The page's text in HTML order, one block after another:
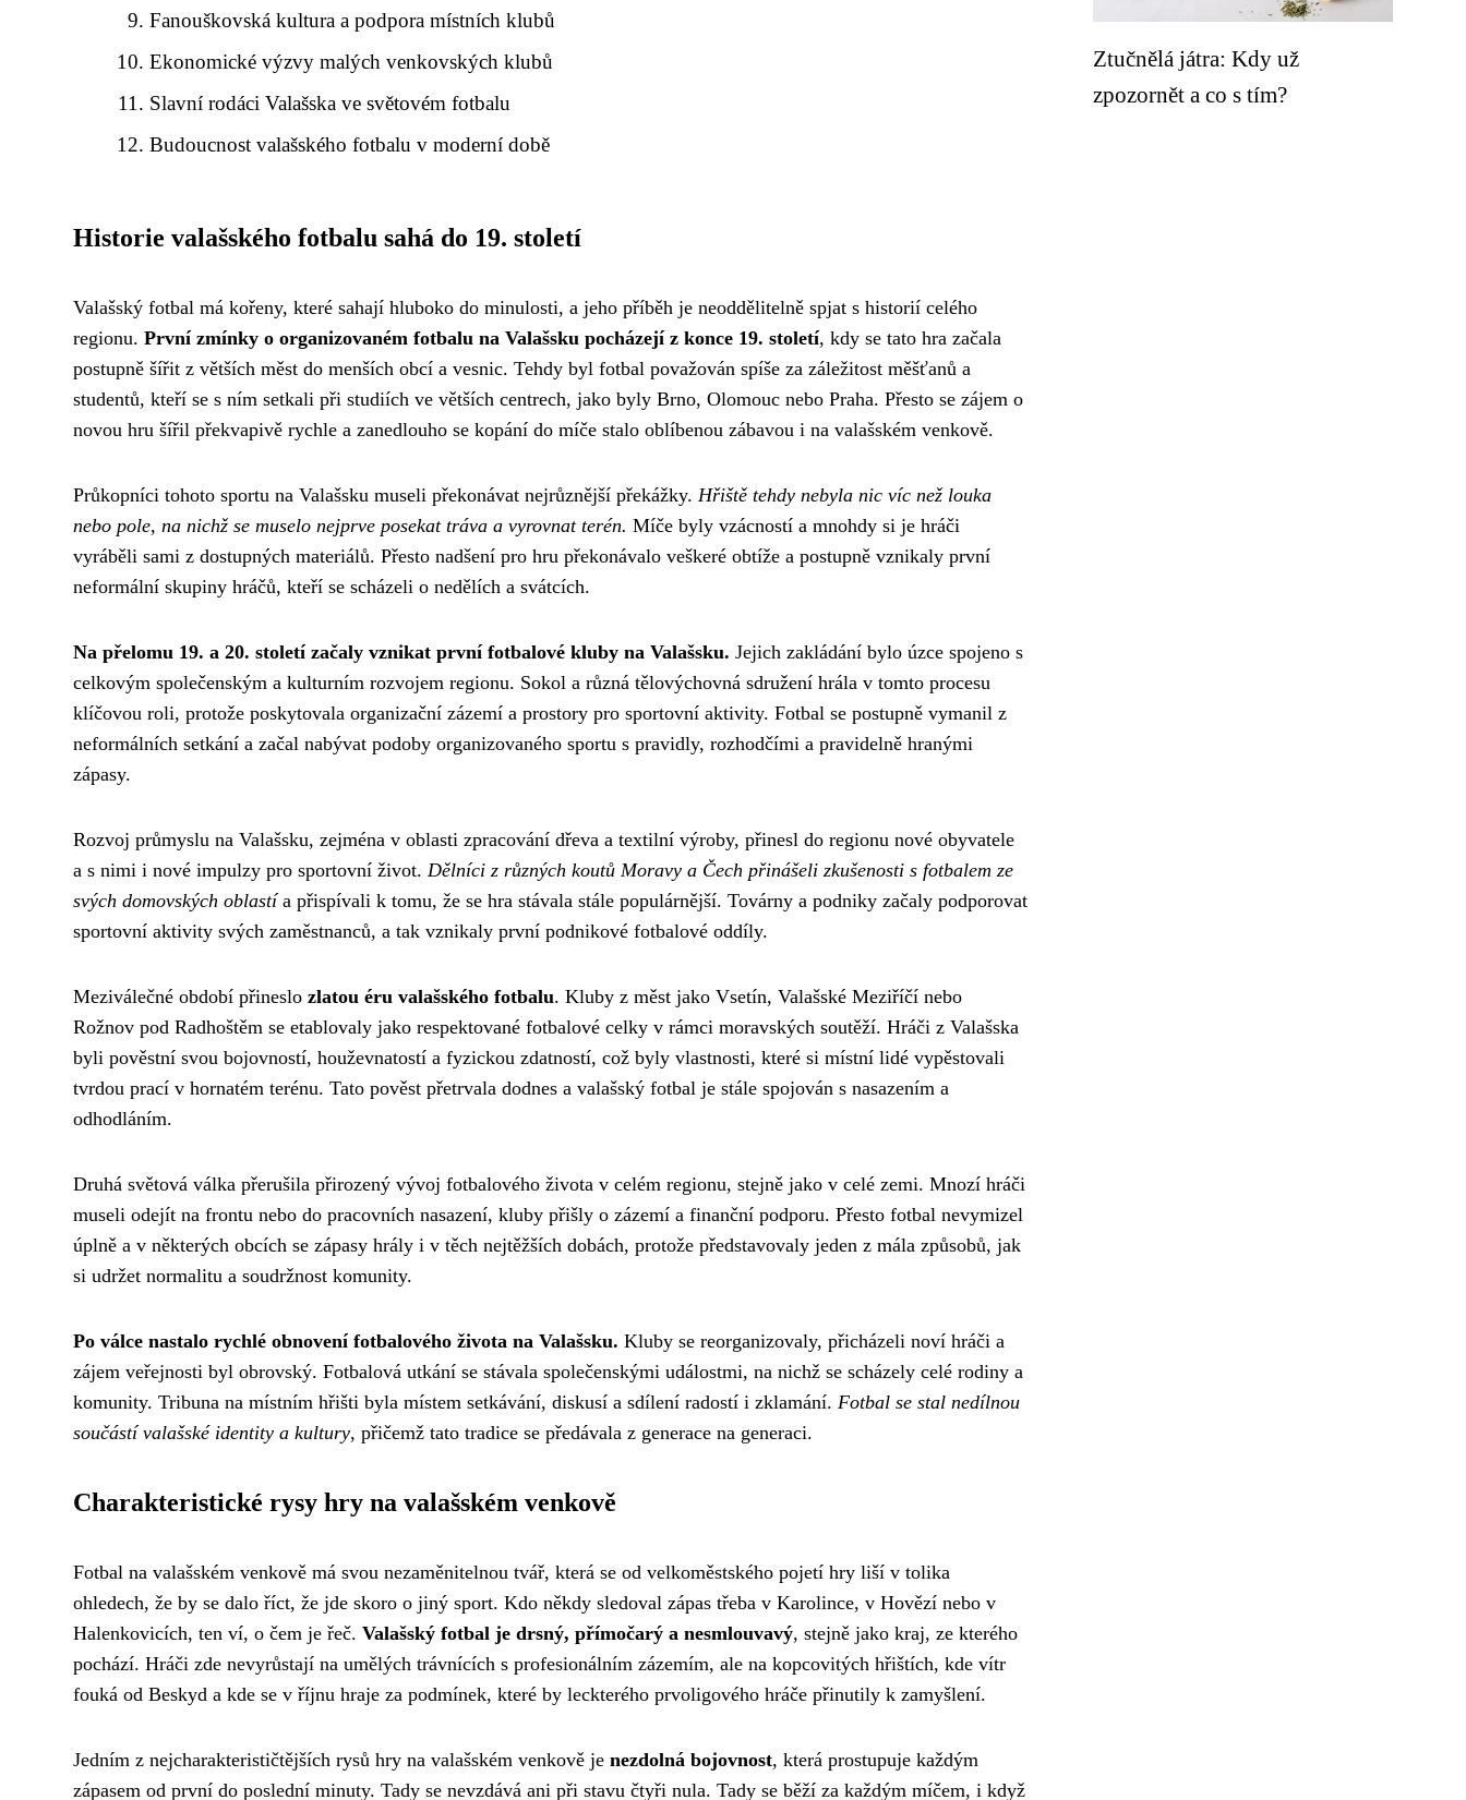
Fanouškovská kultura a podpora místních klubů
Ekonomické výzvy malých venkovských klubů
Slavní rodáci Valašska ve světovém fotbalu
Budoucnost valašského fotbalu v moderní době
Historie valašského fotbalu sahá do 19. století
Valašský fotbal má kořeny, které sahají hluboko do minulosti, a jeho příběh je neoddělitelně spjat s historií celého
regionu. První zmínky o organizovaném fotbalu na Valašsku pocházejí z konce 19. století, kdy se tato hra začala
postupně šířit z větších měst do menších obcí a vesnic. Tehdy byl fotbal považován spíše za záležitost měšťanů a
studentů, kteří se s ním setkali při studiích ve větších centrech, jako byly Brno, Olomouc nebo Praha. Přesto se zájem o
novou hru šířil překvapivě rychle a zanedlouho se kopání do míče stalo oblíbenou zábavou i na valašském venkově.
Průkopníci tohoto sportu na Valašsku museli překonávat nejrůznější překážky. Hřiště tehdy nebyla nic víc než louka
nebo pole, na nichž se muselo nejprve posekat tráva a vyrovnat terén. Míče byly vzácností a mnohdy si je hráči
vyráběli sami z dostupných materiálů. Přesto nadšení pro hru překonávalo veškeré obtíže a postupně vznikaly první
neformální skupiny hráčů, kteří se scházeli o nedělích a svátcích.
Na přelomu 19. a 20. století začaly vznikat první fotbalové kluby na Valašsku. Jejich zakládání bylo úzce spojeno s
celkovým společenským a kulturním rozvojem regionu. Sokol a různá tělovýchovná sdružení hrála v tomto procesu
klíčovou roli, protože poskytovala organizační zázemí a prostory pro sportovní aktivity. Fotbal se postupně vymanil z
neformálních setkání a začal nabývat podoby organizovaného sportu s pravidly, rozhodčími a pravidelně hranými
zápasy.
Rozvoj průmyslu na Valašsku, zejména v oblasti zpracování dřeva a textilní výroby, přinesl do regionu nové obyvatele
a s nimi i nové impulzy pro sportovní život. Dělníci z různých koutů Moravy a Čech přinášeli zkušenosti s fotbalem ze
svých domovských oblastía přispívali k tomu, že se hra stávala stále populárnější. Továrny a podniky začaly podporovat
sportovní aktivity svých zaměstnanců, a tak vznikaly první podnikové fotbalové oddíly.
Meziválečné období přineslo zlatou éru valašského fotbalu. Kluby z měst jako Vsetín, Valašské Meziříčí nebo
Rožnov pod Radhoštěm se etablovaly jako respektované fotbalové celky v rámci moravských soutěží. Hráči z Valašska
byli pověstní svou bojovností, houževnatostí a fyzickou zdatností, což byly vlastnosti, které si místní lidé vypěstovali
tvrdou prací v hornatém terénu. Tato pověst přetrvala dodnes a valašský fotbal je stále spojován s nasazením a
odhodláním.
Druhá světová válka přerušila přirozený vývoj fotbalového života v celém regionu, stejně jako v celé zemi. Mnozí hráči
museli odejít na frontu nebo do pracovních nasazení, kluby přišly o zázemí a finanční podporu. Přesto fotbal nevymizel
úplně a v některých obcích se zápasy hrály i v těch nejtěžších dobách, protože představovaly jeden z mála způsobů, jak
si udržet normalitu a soudržnost komunity.
Po válce nastalo rychlé obnovení fotbalového života na Valašsku. Kluby se reorganizovaly, přicházeli noví hráči a
zájem veřejnosti byl obrovský. Fotbalová utkání se stávala společenskými událostmi, na nichž se scházely celé rodiny a
komunity. Tribuna na místním hřišti byla místem setkávání, diskusí a sdílení radostí i zklamání. Fotbal se stal nedílnou
součástí valašské identity a kultury, přičemž tato tradice se předávala z generace na generaci.
Charakteristické rysy hry na valašském venkově
Fotbal na valašském venkově má svou nezaměnitelnou tvář, která se od velkoměstského pojetí hry liší v tolika
ohledech, že by se dalo říct, že jde skoro o jiný sport. Kdo někdy sledoval zápas třeba v Karolince, v Hovězí nebo v
Halenkovicích, ten ví, o čem je řeč. Valašský fotbal je drsný, přímočarý a nesmlouvavý, stejně jako kraj, ze kterého
pochází. Hráči zde nevyrůstají na umělých trávnících s profesionálním zázemím, ale na kopcovitých hřištích, kde vítr
fouká od Beskyd a kde se v říjnu hraje za podmínek, které by leckterého prvoligového hráče přinutily k zamyšlení.
Jedním z nejcharakterističtějších rysů hry na valašském venkově je nezdolná bojovnost, která prostupuje každým
zápasem od první do poslední minuty. Tady se nevzdává ani při stavu čtyři nula. Tady se běží za každým míčem, i když
Ztučnělá játra: Kdy už
zpozornět a co s tím?